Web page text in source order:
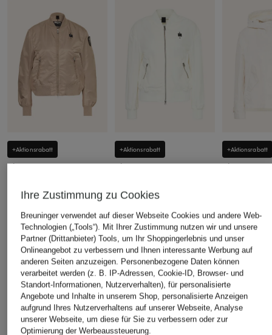
+Aktionsrabatt
Blauer
149,99 €
Bestpreis:144,49 €
Ursprünglich:289,99 €
+Aktionsrabatt
Blauer
139,99 €
Bestpreis:127,49 €
Ursprünglich:269,99 €
+Aktionsrabatt
Blauer
Bestpreis:
Ursprünglich:
ÄHNLICHE ARTIKEL ENTDECKEN
Ihre Zustimmung zu Cookies
Breuninger verwendet auf dieser Webseite Cookies und andere Web-
Technologien („Tools“). Mit Ihrer Zustimmung nutzen wir und unsere
Partner (Drittanbieter) Tools, um Ihr Shoppingerlebnis und unser
Onlineangebot zu verbessern und Ihnen interessante Werbung auf
anderen Seiten anzuzeigen. Personenbezogene Daten können
verarbeitet werden (z. B. IP-Adressen, Cookie-ID, Browser- und
Standort-Informationen, Nutzerverhalten), für personalisierte
Angebote und Inhalte in unserem Shop, personalisierte Anzeigen
aufgrund Ihres Nutzerverhaltens auf unserer Webseite, Analyse
unserer Webseite, um diese für Sie zu verbessern oder zur
Optimierung der Werbeaussteuerung.